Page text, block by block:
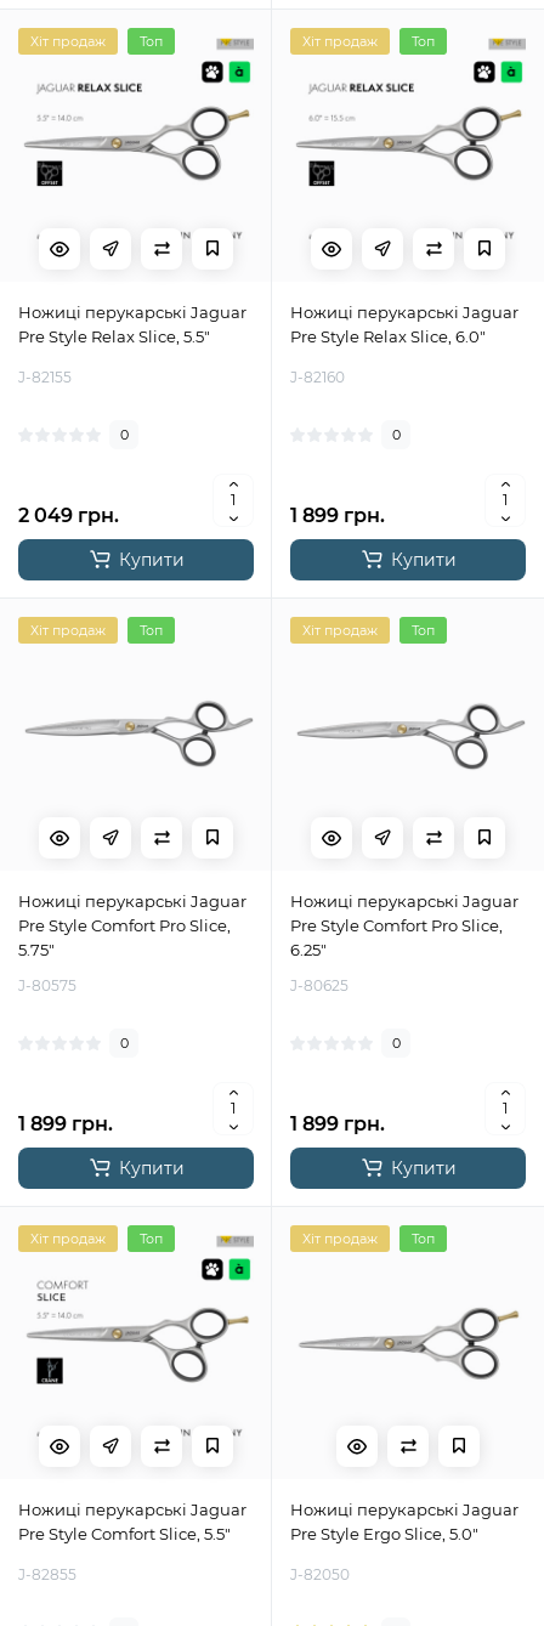
Хіт продаж Топ
Ножиці перукарські Jaguar
Pre Style Relax Slice, 5.5"
J-82155
0
2 049 грн.
Купити
Хіт продаж Топ
Ножиці перукарські Jaguar
Pre Style Relax Slice, 6.0"
J-82160
0
1 899 грн.
Купити
Хіт продаж Топ
Ножиці перукарські Jaguar
Pre Style Comfort Pro Slice,
5.75"
J-80575
0
1 899 грн.
Купити
Хіт продаж Топ
Ножиці перукарські Jaguar
Pre Style Comfort Pro Slice,
6.25"
J-80625
0
1 899 грн.
Купити
Хіт продаж Топ
Ножиці перукарські Jaguar
Pre Style Comfort Slice, 5.5"
J-82855
Хіт продаж Топ
Ножиці перукарські Jaguar
Pre Style Ergo Slice, 5.0"
J-82050